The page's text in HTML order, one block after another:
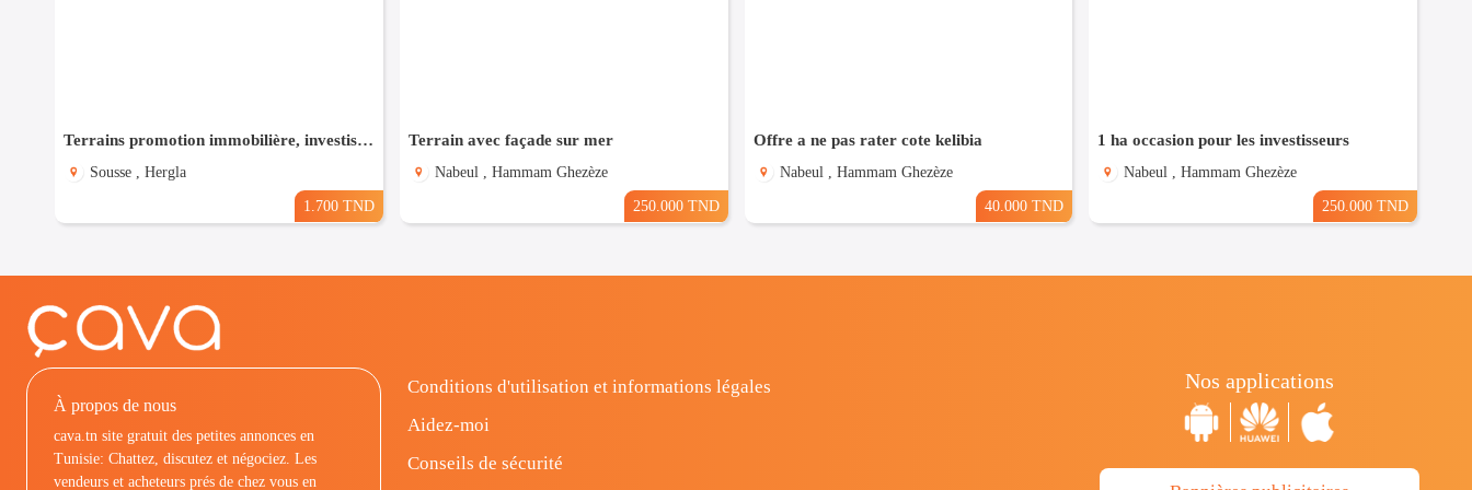
Terrains promotion immobilière, investisseurs
Sousse , Hergla
1.700 TND
Terrain avec façade sur mer
Nabeul , Hammam Ghezèze
250.000 TND
Offre a ne pas rater cote kelibia
Nabeul , Hammam Ghezèze
40.000 TND
1 ha occasion pour les investisseurs
Nabeul , Hammam Ghezèze
250.000 TND
À propos de nous
cava.tn site gratuit des petites annonces en
Tunisie: Chattez, discutez et négociez. Les
vendeurs et acheteurs prés de chez vous en
Conditions d'utilisation et informations légales
Aidez-moi
Conseils de sécurité
Nos applications